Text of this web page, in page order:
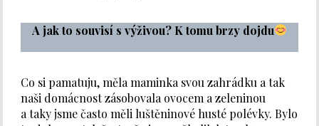
A jak to souvisí s výživou? K tomu brzy dojdu
Co si pamatuju, měla maminka svou zahrádku a tak
naši domácnost zásobovala ovocem a zeleninou
a taky jsme často měli luštěninové husté polévky. Bylo